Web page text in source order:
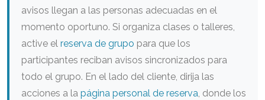
avisos llegan a las personas adecuadas en el
momento oportuno. Si organiza clases o talleres,
active el reserva de grupo para que los
participantes reciban avisos sincronizados para
todo el grupo. En el lado del cliente, dirija las
acciones a la página personal de reserva , donde los